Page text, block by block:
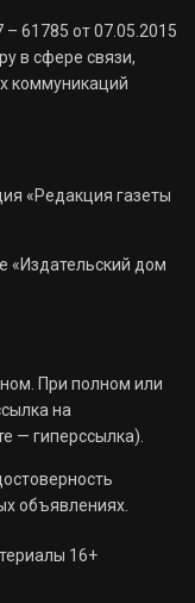
61785 от 07.05.2015
в сфере связи,
коммуникаций
«Редакция газеты
«Издательский дом
При полном или
на
— гиперссылка).
объявлениях.
16+